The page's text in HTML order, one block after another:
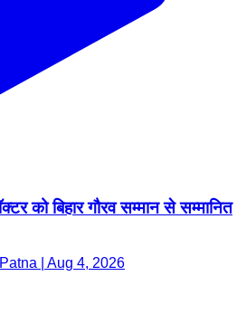
को बिहार गौरव सम्मान से सम्मानित
| Aug 4, 2026